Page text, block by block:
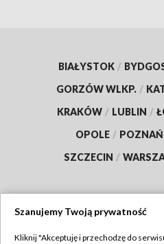
BIAŁYSTOK /
GORZÓW WLKP. /
KRAKÓW / LUBLIN /
OPOLE / POZNAŃ
SZCZECIN /
Szanujemy Twoją prywatność
Kliknij "Akceptuję i przechodzę do